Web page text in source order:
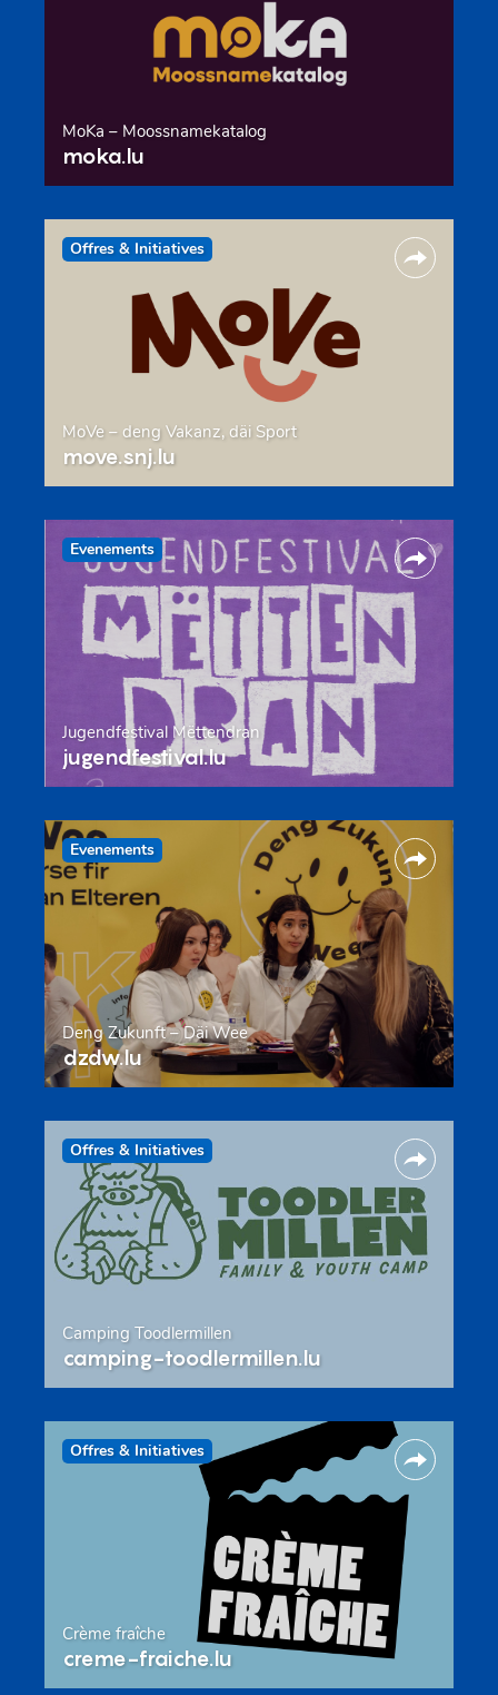
MoKa – Moossnamekatalog
moka.lu
Offres & Initiatives
MoVe – deng Vakanz, däi Sport
move.snj.lu
Evenements
Jugendfestival Mëttendran
jugendfestival.lu
Evenements
Deng Zukunft – Däi Wee
dzdw.lu
Offres & Initiatives
Camping Toodlermillen
camping-toodlermillen.lu
Offres & Initiatives
Crème fraîche
creme-fraiche.lu